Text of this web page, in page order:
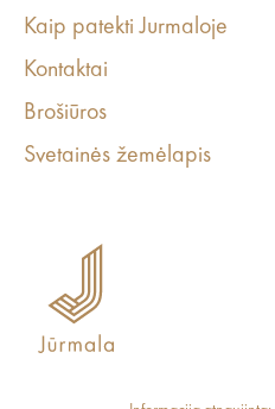
Kaip patekti Jurmaloje
Kontaktai
Brošiūros
Svetainės žemėlapis